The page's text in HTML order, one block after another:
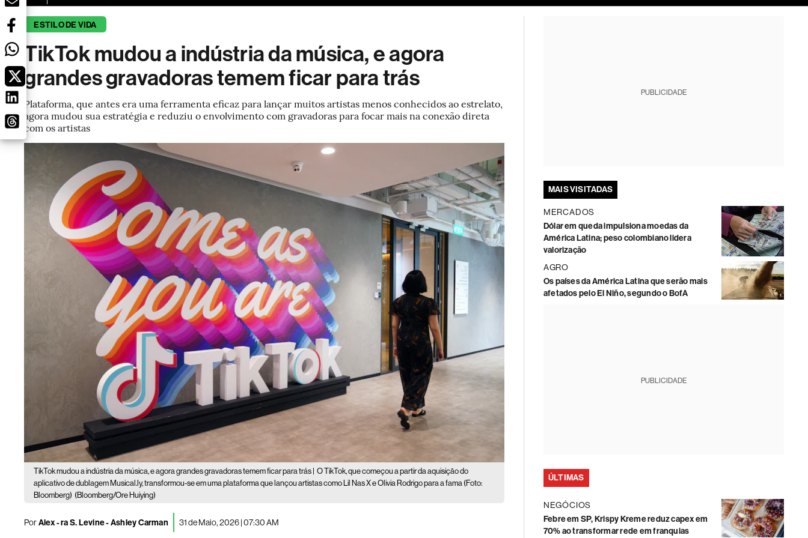
ESTILO DE VIDA
TikTok mudou a indústria da música, e agora
grandes gravadoras temem ficar para trás
Plataforma, que antes era uma ferramenta eficaz para lançar muitos artistas menos conhecidos ao estrelato,
agora mudou sua estratégia e reduziu o envolvimento com gravadoras para focar mais na conexão direta
com os artistas
TikTok mudou a indústria da música, e agora grandes gravadoras temem ficar para trás |
O TikTok, que começou a partir da aquisição do
aplicativo de dublagem Musical.ly, transformou-se em uma plataforma que lançou artistas como Lil Nas X e Olivia Rodrigo para a fama (Foto:
Bloomberg) (Bloomberg/Ore Huiying)
PorAlex - ra S. Levine - Ashley Carman 31 de Maio, 2026 | 07:30 AM
PUBLICIDADE
MAIS VISITADAS
MERCADOS
Dólar em queda impulsiona moedas da
América Latina; peso colombiano lidera
valorização
AGRO
Os países da América Latina que serão mais
afetados pelo El Niño, segundo o BofA
PUBLICIDADE
ÚLTIMAS
NEGÓCIOS
Febre em SP, Krispy Kreme reduz capex em
70% ao transformar rede em franquias